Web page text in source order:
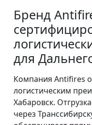
Бренд
для
Компания Antifires
логистическим
Хабаровск.
через